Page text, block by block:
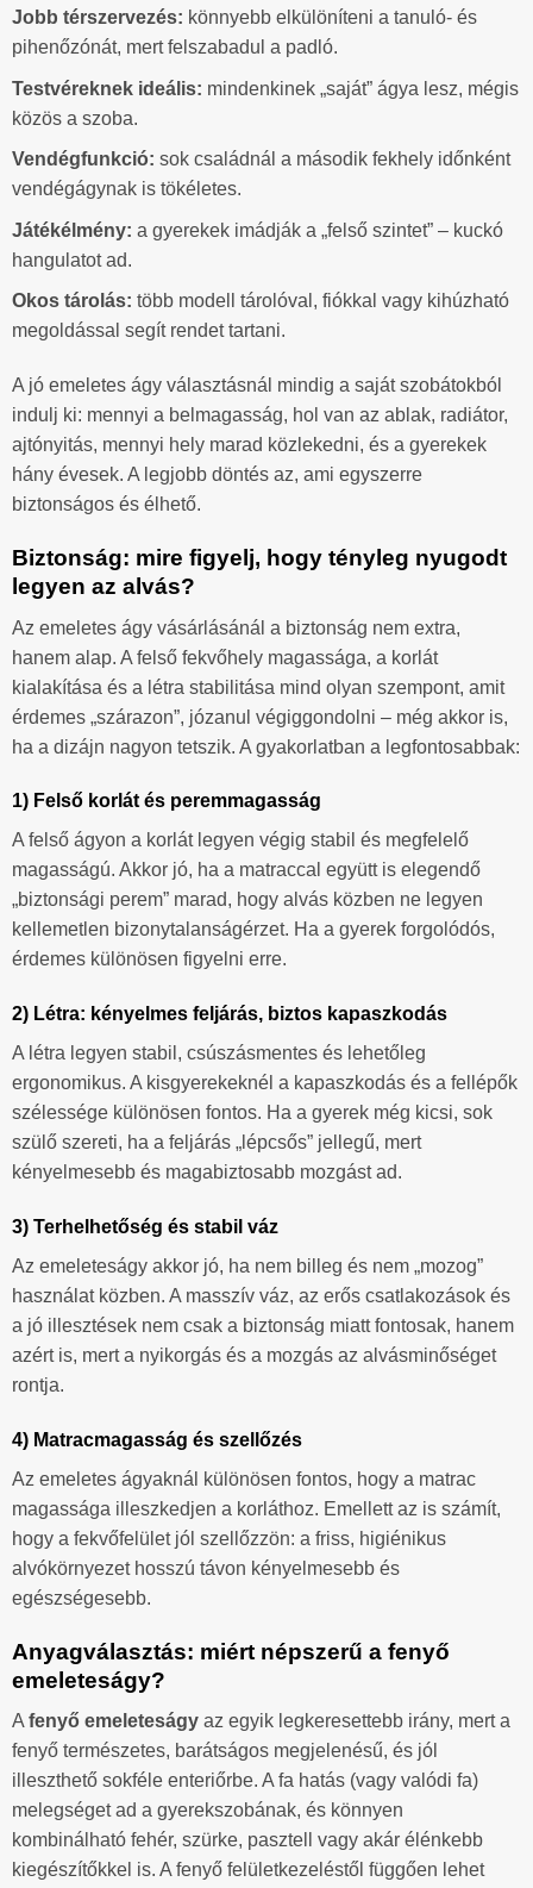
Jobb térszervezés: könnyebb elkülöníteni a tanuló- és
pihenőzónát, mert felszabadul a padló.
Testvéreknek ideális: mindenkinek „saját” ágya lesz, mégis
közös a szoba.
Vendégfunkció: sok családnál a második fekhely időnként
vendégágynak is tökéletes.
Játékélmény: a gyerekek imádják a „felső szintet” – kuckó
hangulatot ad.
Okos tárolás: több modell tárolóval, fiókkal vagy kihúzható
megoldással segít rendet tartani.
A jó emeletes ágy választásnál mindig a saját szobátokból
indulj ki: mennyi a belmagasság, hol van az ablak, radiátor,
ajtónyitás, mennyi hely marad közlekedni, és a gyerekek
hány évesek. A legjobb döntés az, ami egyszerre
biztonságos és élhető.
Biztonság: mire figyelj, hogy tényleg nyugodt
legyen az alvás?
Az emeletes ágy vásárlásánál a biztonság nem extra,
hanem alap. A felső fekvőhely magassága, a korlát
kialakítása és a létra stabilitása mind olyan szempont, amit
érdemes „szárazon”, józanul végiggondolni – még akkor is,
ha a dizájn nagyon tetszik. A gyakorlatban a legfontosabbak:
1) Felső korlát és peremmagasság
A felső ágyon a korlát legyen végig stabil és megfelelő
magasságú. Akkor jó, ha a matraccal együtt is elegendő
„biztonsági perem” marad, hogy alvás közben ne legyen
kellemetlen bizonytalanságérzet. Ha a gyerek forgolódós,
érdemes különösen figyelni erre.
2) Létra: kényelmes feljárás, biztos kapaszkodás
A létra legyen stabil, csúszásmentes és lehetőleg
ergonomikus. A kisgyerekeknél a kapaszkodás és a fellépők
szélessége különösen fontos. Ha a gyerek még kicsi, sok
szülő szereti, ha a feljárás „lépcsős” jellegű, mert
kényelmesebb és magabiztosabb mozgást ad.
3) Terhelhetőség és stabil váz
Az emeleteságy akkor jó, ha nem billeg és nem „mozog”
használat közben. A masszív váz, az erős csatlakozások és
a jó illesztések nem csak a biztonság miatt fontosak, hanem
azért is, mert a nyikorgás és a mozgás az alvásminőséget
rontja.
4) Matracmagasság és szellőzés
Az emeletes ágyaknál különösen fontos, hogy a matrac
magassága illeszkedjen a korláthoz. Emellett az is számít,
hogy a fekvőfelület jól szellőzzön: a friss, higiénikus
alvókörnyezet hosszú távon kényelmesebb és
egészségesebb.
Anyagválasztás: miért népszerű a fenyő
emeleteságy?
A fenyő emeleteságy az egyik legkeresettebb irány, mert a
fenyő természetes, barátságos megjelenésű, és jól
illeszthető sokféle enteriőrbe. A fa hatás (vagy valódi fa)
melegséget ad a gyerekszobának, és könnyen
kombinálható fehér, szürke, pasztell vagy akár élénkebb
kiegészítőkkel is. A fenyő felületkezeléstől függően lehet